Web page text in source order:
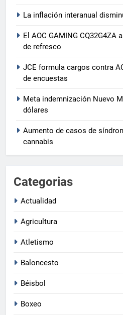
La inflación interanual
El AOC GAMING
de refresco
JCE formula cargos contra
de encuestas
Meta indemnización Nuevo
dólares
Aumento de casos de
cannabis
Categorias
Actualidad
Agricultura
Atletismo
Baloncesto
Béisbol
Boxeo